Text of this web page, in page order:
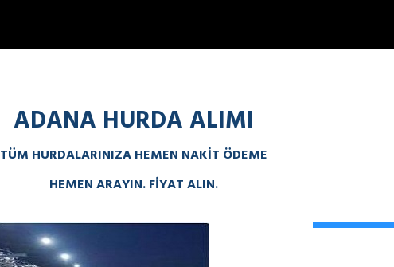
ADANA HURDA ALIMI
TÜM HURDALARINIZA HEMEN NAKIT ÖDEME
HEMEN ARAYIN. FIYAT ALIN.